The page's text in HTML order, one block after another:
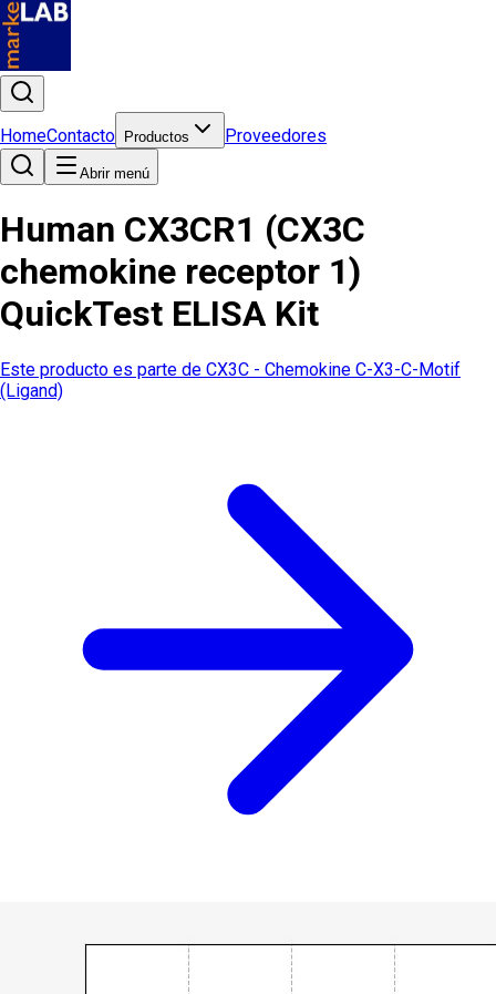
HomeContacto Productos Proveedores
Abrir menú
Human CX3CR1 (CX3C
chemokine receptor 1)
QuickTest ELISA Kit
Este producto es parte de CX3C - Chemokine C-X3-C-Motif
(Ligand)